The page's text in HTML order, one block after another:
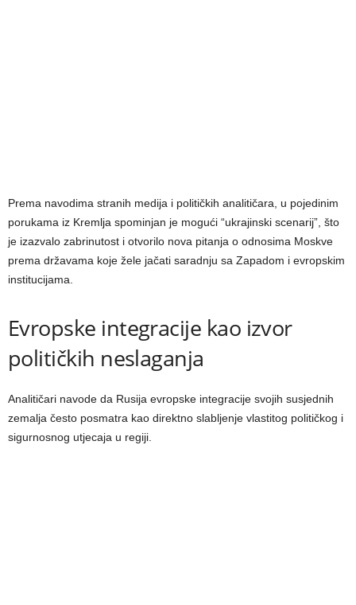
Prema navodima stranih medija i političkih analitičara, u pojedinim
porukama iz Kremlja spominjan je mogući “ukrajinski scenarij”, što
je izazvalo zabrinutost i otvorilo nova pitanja o odnosima Moskve
prema državama koje žele jačati saradnju sa Zapadom i evropskim
institucijama.
Evropske integracije kao izvor
političkih neslaganja
Analitičari navode da Rusija evropske integracije svojih susjednih
zemalja često posmatra kao direktno slabljenje vlastitog političkog i
sigurnosnog utjecaja u regiji.